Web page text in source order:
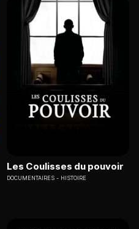
Les Coulisses du pouvoir
DOCUMENTAIRES HISTOIRE